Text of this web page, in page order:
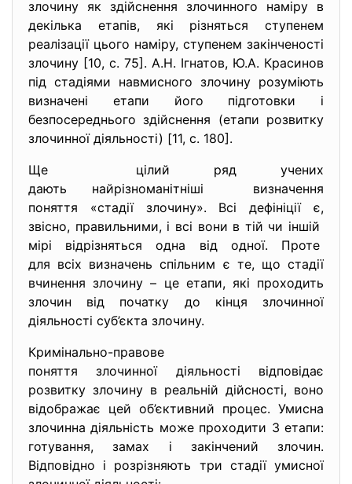
злочину як здійснення злочинного наміру в
декілька етапів, які різняться ступенем
реалізації цього наміру, ступенем закінченості
злочину [10, с. 75]. А.Н. Ігнатов, Ю.А. Красинов
під стадіями навмисного злочину розуміють
визначені етапи його підготовки і
безпосереднього здійснення (етапи розвитку
злочинної діяльності) [11, с. 180].
Ще цілий ряд учених
дають найрізноманітніші визначення
поняття «стадії злочину». Всі дефініції є,
звісно, правильними, і всі вони в тій чи іншій
мірі відрізняться одна від одної. Проте
для всіх визначень спільним є те, що стадії
вчинення злочину – це етапи, які проходить
злочин від початку до кінця злочинної
діяльності суб’єкта злочину.
Кримінально-правове
поняття злочинної діяльності відповідає
розвитку злочину в реальній дійсності, воно
відображає цей об’єктивний процес. Умисна
злочинна діяльність може проходити 3 етапи:
готування, замах і закінчений злочин.
Відповідно і розрізняють три стадії умисної